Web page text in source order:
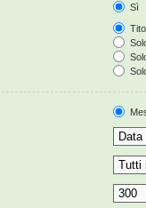
Sì